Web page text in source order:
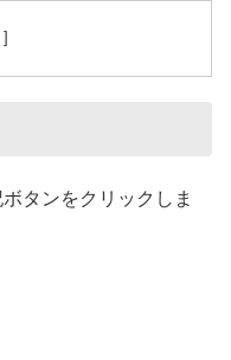
タンをクリックしま